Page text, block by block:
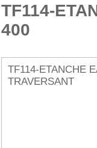
TF114-
400
TF114-ETANCHE
TRAVERSANT